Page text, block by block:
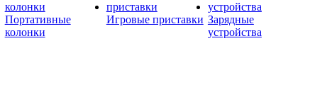
Портативные
колонки
Игровые приставки Зарядные
устройства